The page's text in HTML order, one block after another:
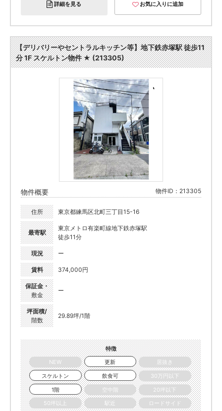
詳細を見る お気に入りに追加
【デリバリーやセントラルキッチン等】地下鉄赤塚駅 徒歩11
分 1F スケルトン物件 ★ (213305)
物件概要 物件ID：213305
住所 東京都練馬区北町三丁目15-16
最寄駅
東京メトロ有楽町線地下鉄赤塚駅
徒歩11分
現況 ー
賃料 374,000円
保証金・
敷金
ー
坪面積/
階数
29.89坪/1階
特徴
NEW
更新
居抜き
スケルトン
飲食可
30万円以下
1階
空中階
20坪以下
50坪以上
駅近 ロードサイド